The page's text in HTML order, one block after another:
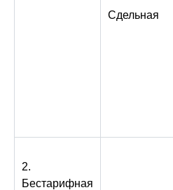
Сдельная
2.
Бестарифная